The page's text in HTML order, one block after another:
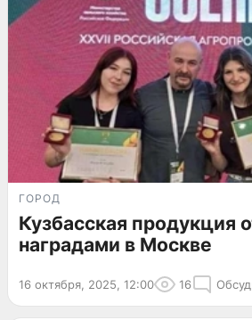
ГОРОД
Кузбасская продукция
наградами в Москве
16 октября, 2025, 12:00 16